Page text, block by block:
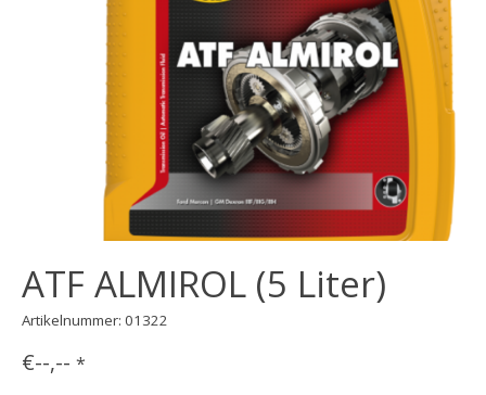
ATF ALMIROL (5 Liter)
Artikelnummer: 01322
€--,-- *